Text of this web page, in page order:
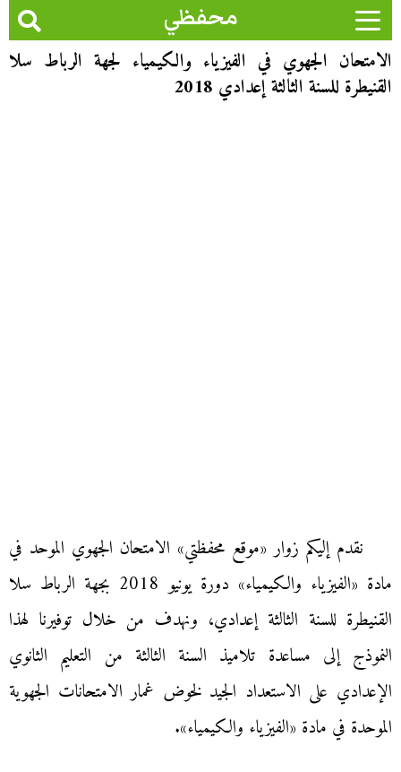
محفظي
الامتحان الجهوي في الفيزياء والكيمياء لجهة الرباط سلا
القنيطرة للسنة الثالثة إعدادي 2018
نقدم إليكم زوار «موقع محفظتي» الامتحان الجهوي الموحد في
مادة «الفيزياء والكيمياء» دورة يونيو 2018 بجهة الرباط سلا
القنيطرة للسنة الثالثة إعدادي، ونهدف من خلال توفيرنا لهذا
النموذج إلى مساعدة تلاميذ السنة الثالثة من التعليم الثانوي
الإعدادي على الاستعداد الجيد لخوض غمار الامتحانات الجهوية
الموحدة في مادة «الفيزياء والكيمياء».